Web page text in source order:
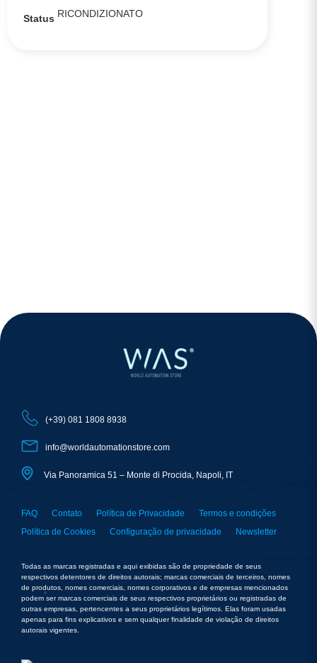
Status RICONDIZIONATO
(+39) 081 1808 8938
info@worldautomationstore.com
Via Panoramica 51 – Monte di Procida, Napoli, IT
FAQ Contato Política de Privacidade
Termos e condições
Política de Cookies
Configuração de privacidade Newsletter
Todas as marcas registradas e aqui exibidas são de propriedade de seus
respectivos detentores de direitos autorais; marcas comerciais de terceiros, nomes
de produtos, nomes comerciais, nomes corporativos e de empresas mencionados
podem ser marcas comerciais de seus respectivos proprietários ou registradas de
outras empresas, pertencentes a seus proprietários legítimos. Elas foram usadas
apenas para fins explicativos e sem qualquer finalidade de violação de direitos
autorais vigentes.